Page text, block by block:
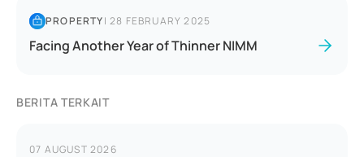
PROPERTY|28 FEBRUARY 2025
Facing Another Year of Thinner NIMM
BERITA TERKAIT
07 AUGUST 2026